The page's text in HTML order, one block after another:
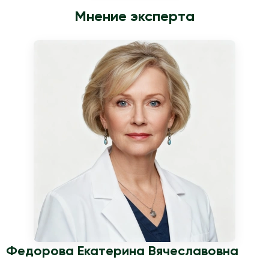
Мнение эксперта
Федорова Екатерина Вячеславовна